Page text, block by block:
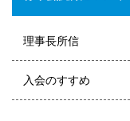
理事長所信
入会のすすめ